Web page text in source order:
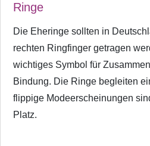
Ringe
Die Eheringe sollten in
rechten Ringfinger getragen
wichtiges Symbol für
Bindung. Die Ringe begleiten
flippige Modeerscheinungen
Platz.